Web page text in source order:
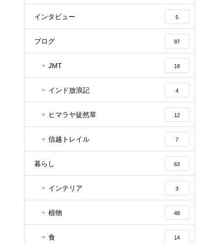
インタビュー 5
ブログ 97
JMT 18
インド放浪記 4
ヒマラヤ徒然草 12
信越トレイル 7
暮らし 63
インテリア 3
植物 48
食 14